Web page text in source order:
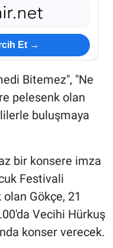
Et →
Bitemez", "Ne
pelesenk olan
buluşmaya
bir konsere imza
Festivali
Gökçe, 21
Vecihi Hürkuş
konser verecek.